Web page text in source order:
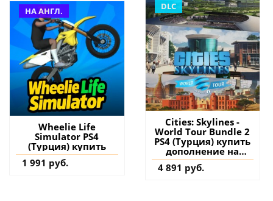
НА АНГЛ.
Wheelie Life
Simulator PS4
(Турция) купить
1 991 руб.
DLC
Cities: Skylines -
World Tour Bundle 2
PS4 (Турция) купить
дополнение на
аккаунт
4 891 руб.